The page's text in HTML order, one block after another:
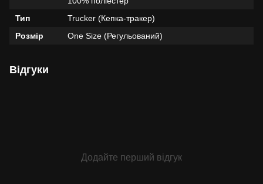
Тип
Trucker (Кепка-тракер)
Розмір
One Size (Регульований)
Відгуки
Додайте перший відгук